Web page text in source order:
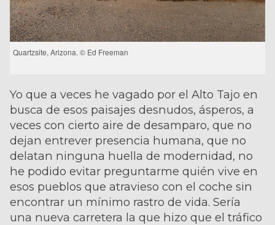
Quartzsite, Arizona. © Ed Freeman
Yo que a veces he vagado por el Alto Tajo en
busca de esos paisajes desnudos, ásperos, a
veces con cierto aire de desamparo, que no
dejan entrever presencia humana, que no
delatan ninguna huella de modernidad, no
he podido evitar preguntarme quién vive en
esos pueblos que atravieso con el coche sin
encontrar un mínimo rastro de vida. Sería
una nueva carretera la que hizo que el tráfico